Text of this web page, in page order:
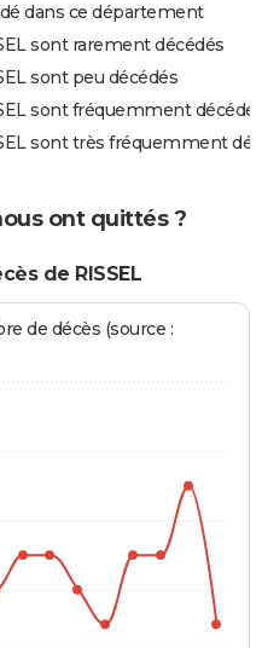
dans ce département
sont rarement décédés
sont peu décédés
sont fréquemment
sont très fréquemment
ont quittés ?
de RISSEL
de décès (source :